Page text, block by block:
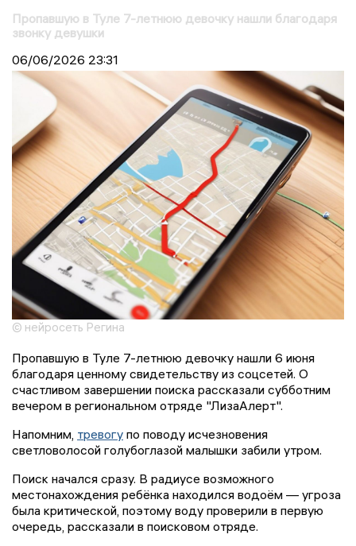
Пропавшую в Туле 7-летнюю девочку нашли благодаря
звонку девушки
06/06/2026 23:31
© нейросеть Регина
Пропавшую в Туле 7-летнюю девочку нашли 6 июня
благодаря ценному свидетельству из соцсетей. О
счастливом завершении поиска рассказали субботним
вечером в региональном отряде "ЛизаАлерт".
Напомним, тревогу по поводу исчезновения
светловолосой голубоглазой малышки забили утром.
Поиск начался сразу. В радиусе возможного
местонахождения ребёнка находился водоём — угроза
была критической, поэтому воду проверили в первую
очередь, рассказали в поисковом отряде.